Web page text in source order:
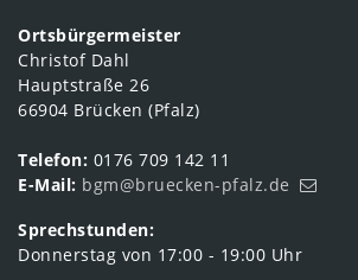
Ortsbürgermeister
Christof Dahl
Hauptstraße 26
66904 Brücken (Pfalz)
Telefon: 0176 709 142 11
E-Mail: bgm@bruecken-pfalz.de
Sprechstunden:
Donnerstag von 17:00 - 19:00 Uhr